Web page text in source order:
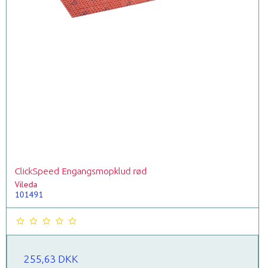
ClickSpeed Engangsmopklud rød
Vileda
101491
255,63 DKK